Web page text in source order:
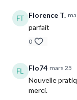
Florence T.
parfait
0
Flo74 mars 25
Nouvelle
merci.